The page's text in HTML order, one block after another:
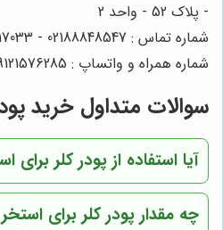
- پلاک 52 - واحد 2
شماره تماس : 02188848547 - 02188317033
شماره همراه و واتساپ : 09121576285
سوالات متداول خرید
آیا استفاده از پودر کلر
چه مقدار پودر کلر برای